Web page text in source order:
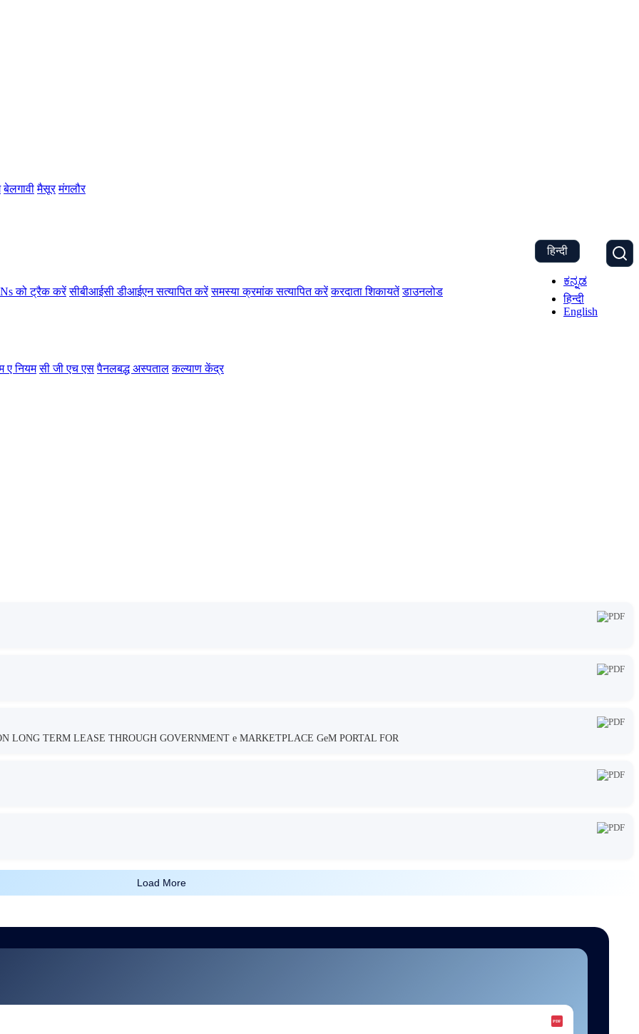
बेलगावी मैसूर मंगलौर
को ट्रैक करें सीबीआईसी डीआईएन सत्यापित करें समस्या क्रमांक सत्यापित करें करदाता शिकायतें डाउनलोड
ए नियम सी जी एच एस पैनलबद्ध अस्पताल कल्याण केंद्र
हिन्दी
ಕನ್ನಡ
हिन्दी
English
LONG TERM LEASE THROUGH GOVERNMENT e MARKETPLACE GeM PORTAL FOR
Load More